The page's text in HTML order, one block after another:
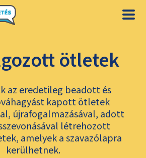
ötletek
az eredetileg beadott és
kapott ötletek
újrafogalmazásával, adott
létrehozott
amelyek a szavazólapra
kerülhetnek.